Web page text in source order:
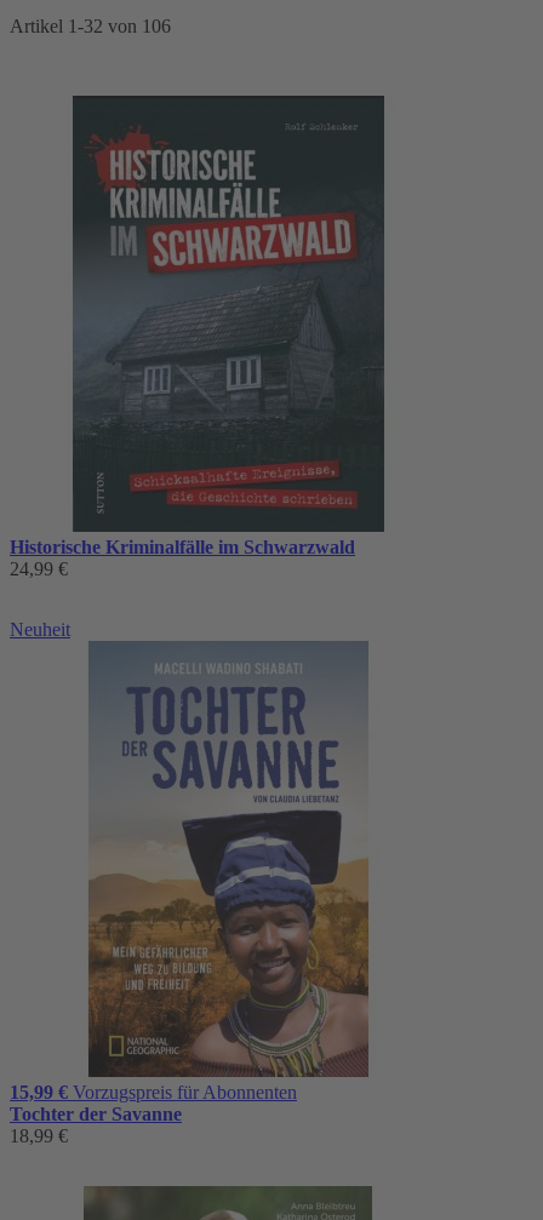
Artikel 1-32 von 106
Historische Kriminalfälle im Schwarzwald
24,99 €
Neuheit
15,99 € Vorzugspreis für Abonnenten
Tochter der Savanne
18,99 €